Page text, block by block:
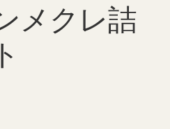
メクレ詰